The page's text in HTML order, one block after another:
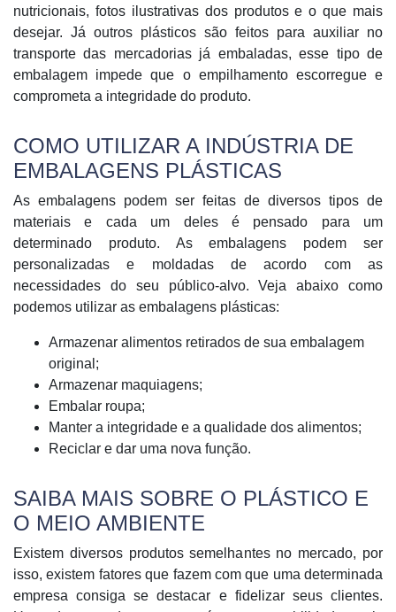
nutricionais, fotos ilustrativas dos produtos e o que mais
desejar. Já outros plásticos são feitos para auxiliar no
transporte das mercadorias já embaladas, esse tipo de
embalagem impede que o empilhamento escorregue e
comprometa a integridade do produto.
COMO UTILIZAR A INDÚSTRIA DE
EMBALAGENS PLÁSTICAS
As embalagens podem ser feitas de diversos tipos de
materiais e cada um deles é pensado para um
determinado produto. As embalagens podem ser
personalizadas e moldadas de acordo com as
necessidades do seu público-alvo. Veja abaixo como
podemos utilizar as embalagens plásticas:
Armazenar alimentos retirados de sua embalagem
original;
Armazenar maquiagens;
Embalar roupa;
Manter a integridade e a qualidade dos alimentos;
Reciclar e dar uma nova função.
SAIBA MAIS SOBRE O PLÁSTICO E
O MEIO AMBIENTE
Existem diversos produtos semelhantes no mercado, por
isso, existem fatores que fazem com que uma determinada
empresa consiga se destacar e fidelizar seus clientes.